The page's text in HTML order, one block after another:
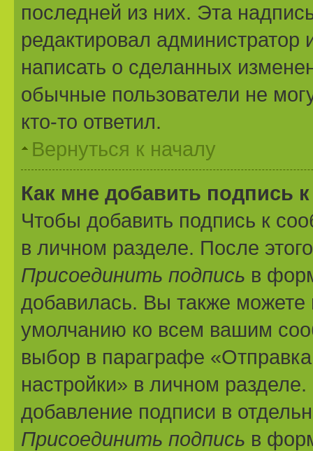
последней из них. Эта
редактировал
написать о сделанных
обычные пользователи не
кто-то ответил.
Вернуться к началу
Как мне добавить подпись
Чтобы добавить подпись к
в личном разделе. После
Присоединить подпись в
добавилась. Вы также можете
умолчанию ко всем вашим
выбор в параграфе
настройки» в личном
добавление подписи в
Присоединить подпись в